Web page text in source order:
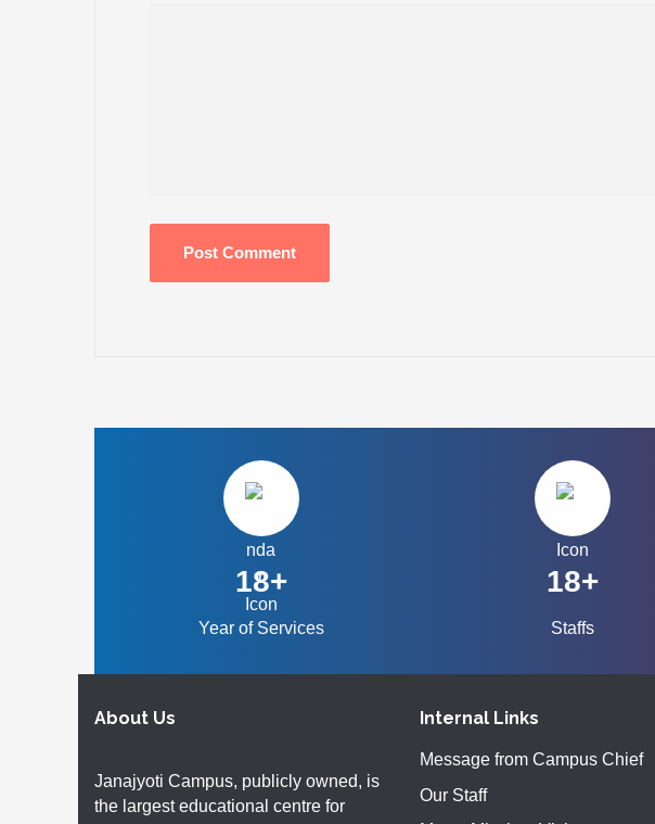
18+
Year of Services
18+
Staffs
About Us
Janajyoti Campus, publicly owned, is
the largest educational centre for
Internal Links
Message from Campus Chief
Our Staff